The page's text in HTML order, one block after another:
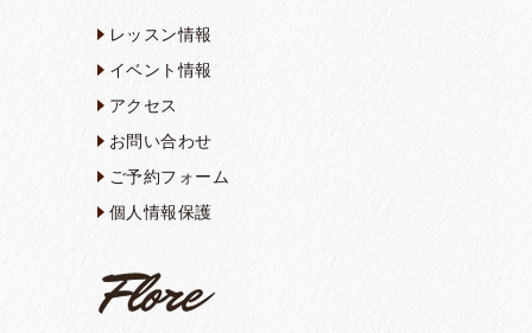
レッスン情報
イベント情報
アクセス
お問い合わせ
ご予約フォーム
個人情報保護